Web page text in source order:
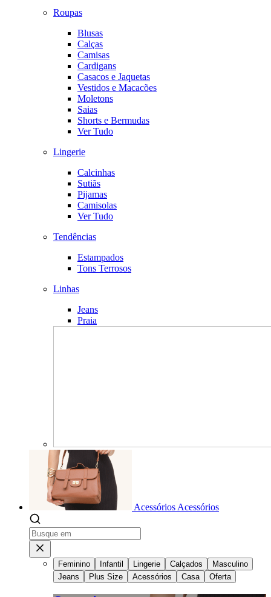
Roupas
Blusas
Calças
Camisas
Cardigans
Casacos e Jaquetas
Vestidos e Macacões
Moletons
Saias
Shorts e Bermudas
Ver Tudo
Lingerie
Calcinhas
Sutiãs
Pijamas
Camisolas
Ver Tudo
Tendências
Estampados
Tons Terrosos
Linhas
Jeans
Praia
Acessórios Acessórios
Feminino Infantil Lingerie Calçados
Masculino
Jeans
Plus Size Acessórios Casa Oferta